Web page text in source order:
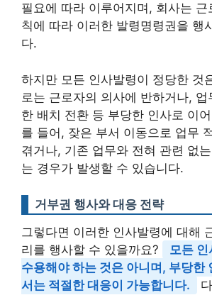
필요에 따라 이루어지며, 회사는 근
칙에 따라 이러한 발령명령권을 행
다.
하지만 모든 인사발령이 정당한 것
로는 근로자의 의사에 반하거나,
한 배치 전환 등 부당한 인사로 이
를 들어, 잦은 부서 이동으로 업무
겪거나, 기존 업무와 전혀 관련 없
는 경우가 발생할 수 있습니다.
거부권 행사와 대응 전략
그렇다면 이러한 인사발령에 대해
리를 행사할 수 있을까요?
모든 인
수용해야 하는 것은 아니며, 부당한
서는 적절한 대응이 가능합니다.